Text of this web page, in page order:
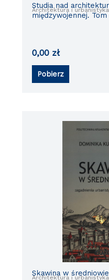
Architektura i urbanistyka
Studia nad
międzywojennej.
0,00 zł
Pobierz
Architektura i urbanistyka
Skawina w